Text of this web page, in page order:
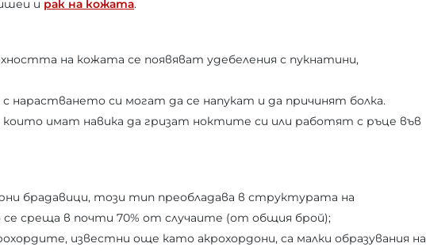
и рак на кожата.
на кожата се появяват удебеления с пукнатини,
нарастването си могат да се напукат и да причинят болка.
които имат навика да гризат ноктите си или работят с ръце във
брадавици, този тип преобладава в структурата на
се среща в почти 70% от случаите (от общия брой);
известни още като акрохордони, са малки образувания на